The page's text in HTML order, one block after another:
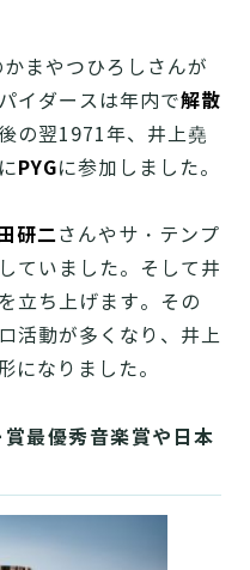
まやつひろしさんが
イダースは年内で解散
の翌1971年、井上堯
PYGに参加しました。
研二さんやサ・テンプ
ていました。そして井
を立ち上げます。その
活動が多くなり、井上
になりました。
最優秀音楽賞や日本